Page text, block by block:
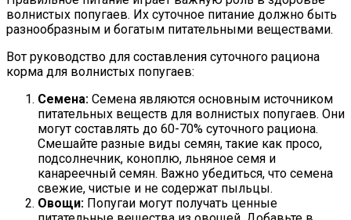
волнистых попугаев. Их суточное питание должно быть
разнообразным и богатым питательными веществами.
Вот руководство для составления суточного рациона
корма для волнистых попугаев:
Семена: Семена являются основным источником
питательных веществ для волнистых попугаев. Они
могут составлять до 60-70% суточного рациона.
Смешайте разные виды семян, такие как просо,
подсолнечник, коноплю, льняное семя и
канареечный семян. Важно убедиться, что семена
свежие, чистые и не содержат пыльцы.
Овощи: Попугаи могут получать ценные